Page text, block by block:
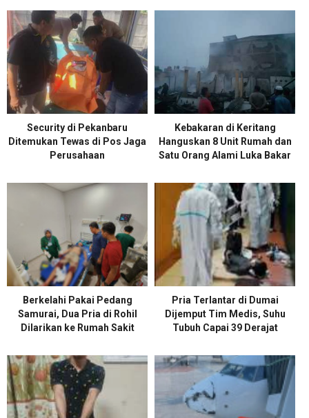
Security di Pekanbaru
Ditemukan Tewas di Pos Jaga
Perusahaan
Kebakaran di Keritang
Hanguskan 8 Unit Rumah dan
Satu Orang Alami Luka Bakar
Berkelahi Pakai Pedang
Samurai, Dua Pria di Rohil
Dilarikan ke Rumah Sakit
Pria Terlantar di Dumai
Dijemput Tim Medis, Suhu
Tubuh Capai 39 Derajat